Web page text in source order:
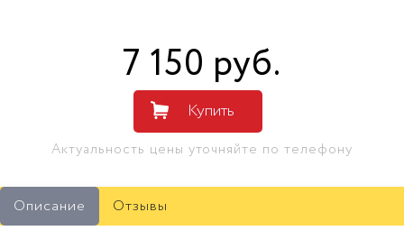
7 150 руб.
Купить
Актуальность цены уточняйте по телефону
Описание Отзывы